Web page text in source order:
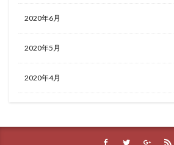
2020年6月
2020年5月
2020年4月